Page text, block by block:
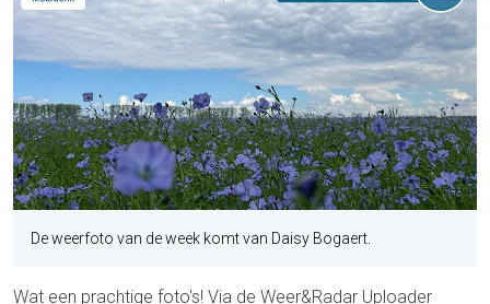
De weerfoto van de week komt van Daisy Bogaert.
Wat een prachtige foto's! Via de Weer&Radar Uploader